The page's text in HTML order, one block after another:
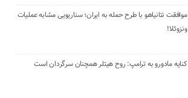
موافقت نتانیاهو با طرح حمله به ایران؛ سناریویی مشابه عملیات
ونزوئلا!
کنایه مادورو به ترامپ: روح هیتلر همچنان سرگردان است